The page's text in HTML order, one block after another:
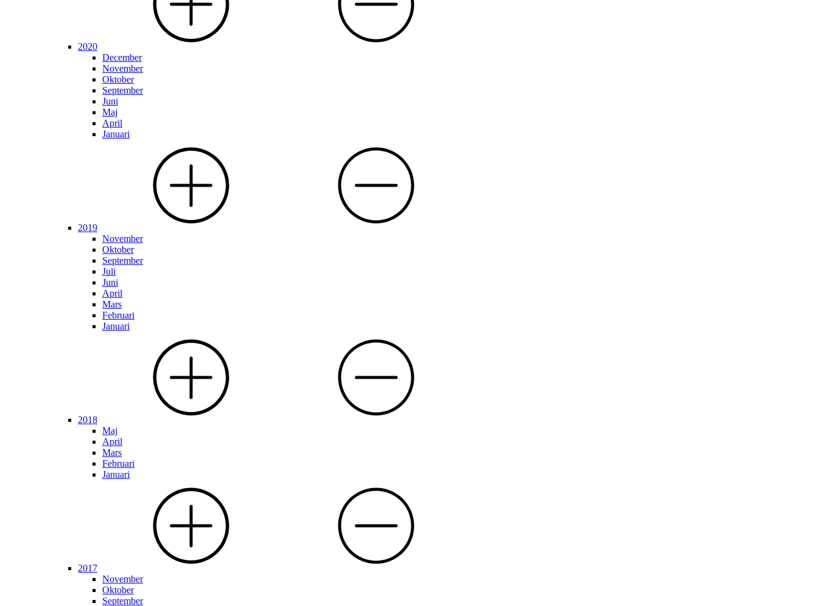
2020
December
November
Oktober
September
Juni
Maj
April
Januari
2019
November
Oktober
September
Juli
Juni
April
Mars
Februari
Januari
2018
Maj
April
Mars
Februari
Januari
2017
November
Oktober
September